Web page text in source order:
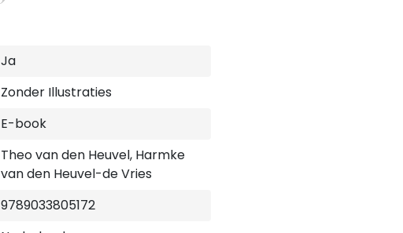
Ja
Zonder Illustraties
E-book
Theo van den Heuvel, Harmke
van den Heuvel-de Vries
9789033805172